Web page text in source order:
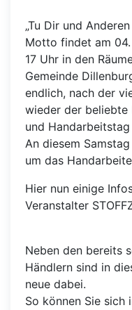
„Tu Dir und
Motto findet am
17 Uhr in den
Gemeinde
endlich, nach der
wieder der
und
An diesem
um das
Hier nun einige
Veranstalter
Neben den bereits
Händlern sind in
neue dabei.
So können Sie sich